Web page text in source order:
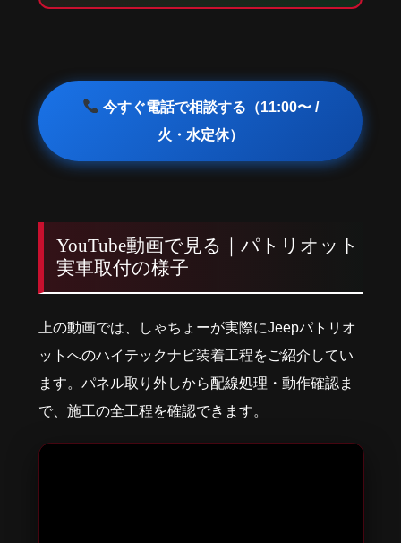
今すぐ電話で相談する（11:00〜 /
火・水定休）
YouTube動画で見る｜パトリオット
実車取付の様子
上の動画では、しゃちょーが実際にJeepパトリオ
ットへのハイテックナビ装着工程をご紹介してい
ます。パネル取り外しから配線処理・動作確認ま
で、施工の全工程を確認できます。